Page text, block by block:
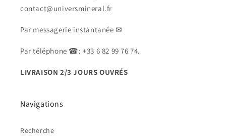
contact@universmineral.fr
Par messagerie instantanée ✉
Par téléphone ☎: +33 6 82 99 76 74.
LIVRAISON 2/3 JOURS OUVRÉS
Navigations
Recherche